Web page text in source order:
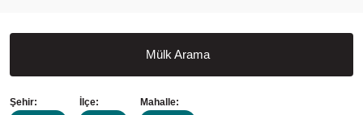
Mülk Arama
Şehir: İlçe: Mahalle: